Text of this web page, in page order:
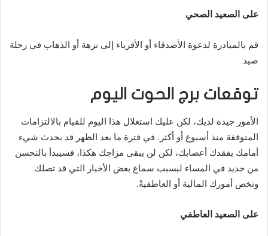
على الصعيد الصحي
قم بالمبادرة لدعوة الأصدقاء أو الأقرباء إلى نزهة أو الذهاب في رحلة
صيد
توقعات برج الحوت اليوم
الأمور جيدة لديك، لكن عليك استغلال هذا اليوم للقيام بالالتزامات
المتوقفة منذ أسبوع أو أكثر. في فترة ما بعد الظهر قد يحدث شيء
أمامك يفقدك أعصابك، لكن لن يبقى مزاجك هكذا، فسيبدأ بالتحسن
من جديد في المساء لبسبب سماع بعض الأخبار التي قد تصلك
وتخص أمورك المالية أو العاطفيةً.
على الصعيد العاطفي